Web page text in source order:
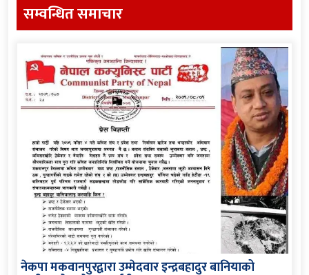
सम्वन्धित समाचार
नेकपा मकवानपुरद्वारा उम्मेदवार इन्द्रबहादुर बानियाको